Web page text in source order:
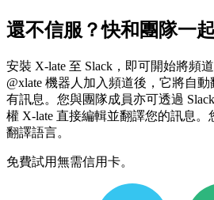
還不信服？快和團隊一
安裝 X-late 至 Slack，即可開始將頻
@xlate 機器人加入頻道後，它將自
有訊息。您與團隊成員亦可透過
權 X-late 直接編輯並翻譯您的訊息
翻譯語言。
免費試用無需信用卡。